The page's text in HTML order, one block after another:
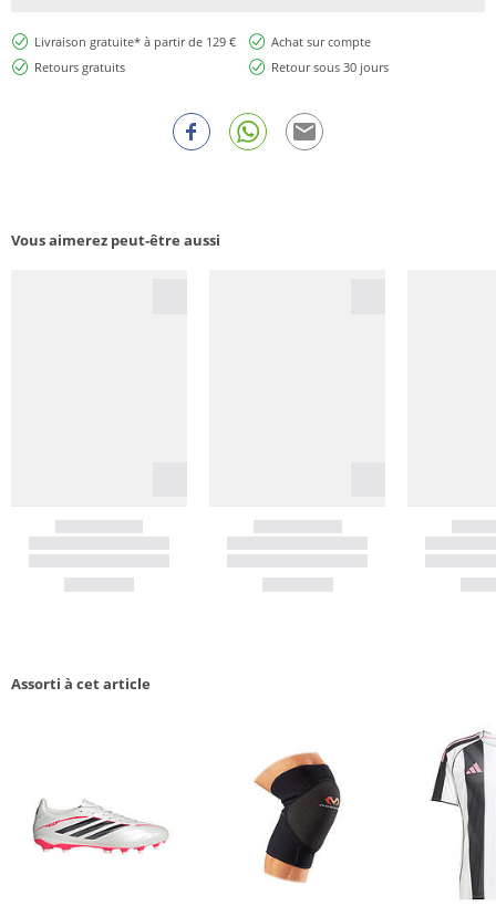
Livraison gratuite* à partir de 129 €
Achat sur compte
Retours gratuits
Retour sous 30 jours
Vous aimerez peut-être aussi
Assorti à cet article